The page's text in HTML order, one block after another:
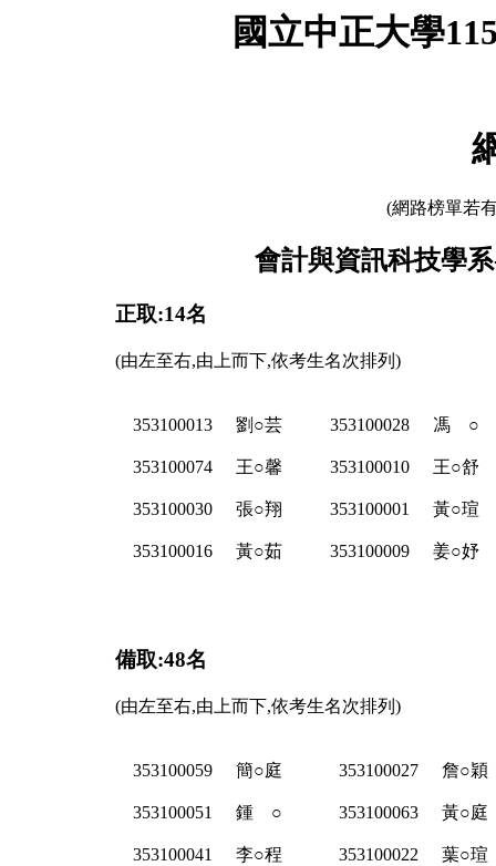
國立中正大學
(網路榜單若
會計與資訊科技學
正取:14名
(由左至右,由上而下,依考生名次排列)
353100013 劉○芸 353100028 馮 ○
353100074 王○馨 353100010 王○舒
353100030 張○翔 353100001 黃○瑄
353100016 黃○茹 353100009 姜○妤
備取:48名
(由左至右,由上而下,依考生名次排列)
353100059 簡○庭 353100027 詹○穎
353100051 鍾 ○ 353100063 黃○庭
353100041 李○程 353100022 葉○瑄